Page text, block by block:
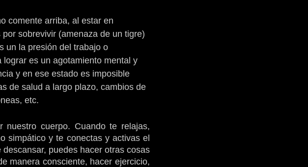
comente arriba, al estar en
sobrevivir (amenaza de un tigre)
un la presión del trabajo o
es un agotamiento mental y
y en ese estado es imposible
de salud a largo plazo, cambios de
etc.
nuestro cuerpo. Cuando te relajas,
simpático y te conectas y activas el
puedes hacer otras cosas
manera consciente, hacer ejercicio,